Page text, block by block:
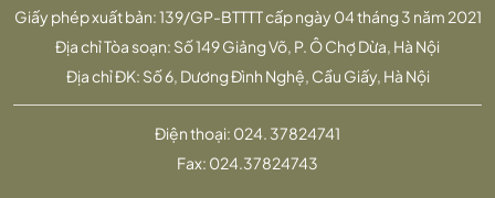
Giấy phép xuất bản: 139/GP-BTTTT cấp ngày 04 tháng 3 năm 2021
Địa chỉ Tòa soạn: Số 149 Giảng Võ, P. Ô Chợ Dừa, Hà Nội
Địa chỉ ĐK: Số 6, Dương Đình Nghệ, Cầu Giấy, Hà Nội
Điện thoại: 024. 37824741
Fax: 024.37824743